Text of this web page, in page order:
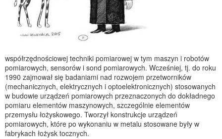
współrzędnościowej techniki pomiarowej w tym maszyn i robotów
pomiarowych, sensorów i sond pomiarowych. Wcześniej, tj. do roku
1990 zajmował się badaniami nad rozwojem przetworników
(mechanicznych, elektrycznych i optoelektronicznych) stosowanych
w budowie urządzeń pomiarowych przeznaczonych do dokładnego
pomiaru elementów maszynowych, szczególnie elementów
przemysłu łożyskowego. Tworzył konstrukcje urządzeń
pomiarowych, które po wykonaniu w metalu stosowane były w
fabrykach łożysk tocznych.